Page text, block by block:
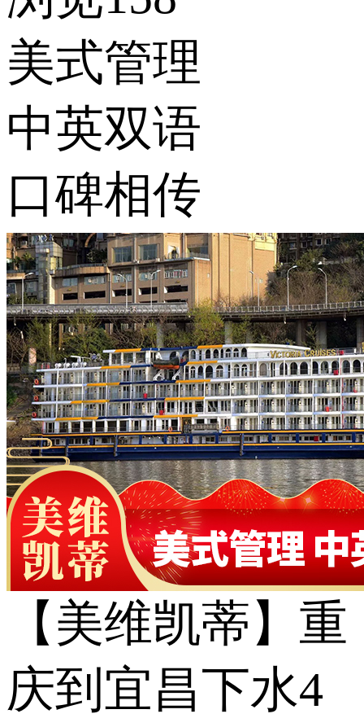
美式管理
中英双语
口碑相传
【美维凯蒂】重
庆到宜昌下水4